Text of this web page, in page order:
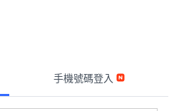
手機號碼登入